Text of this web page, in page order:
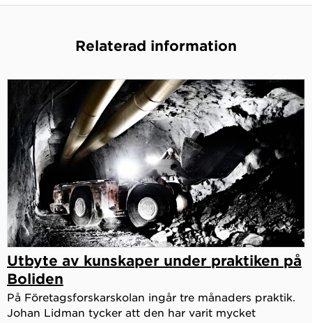
Relaterad information
Utbyte av kunskaper under praktiken på
Boliden
På Företagsforskarskolan ingår tre månaders praktik.
Johan Lidman tycker att den har varit mycket